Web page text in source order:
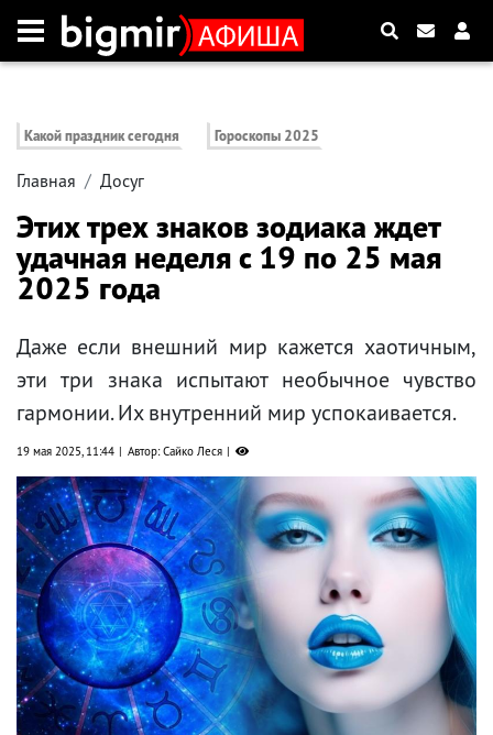
Какой праздник сегодня Гороскопы 2025
Главная Досуг
Этих трех знаков зодиака ждет
удачная неделя с 19 по 25 мая
2025 года
Даже если внешний мир кажется хаотичным,
эти три знака испытают необычное чувство
гармонии. Их внутренний мир успокаивается.
19 мая 2025, 11:44 Автор: Сайко Леся